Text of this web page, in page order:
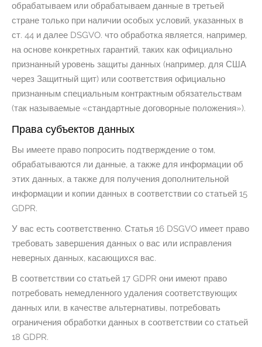
обрабатываем или обрабатываем данные в третьей
стране только при наличии особых условий, указанных в
ст. 44 и далее DSGVO. что обработка является, например,
на основе конкретных гарантий, таких как официально
признанный уровень защиты данных (например, для США
через Защитный щит) или соответствия официально
признанным специальным контрактным обязательствам
(так называемые «стандартные договорные положения»).
Права субъектов данных
Вы имеете право попросить подтверждение о том,
обрабатываются ли данные, а также для информации об
этих данных, а также для получения дополнительной
информации и копии данных в соответствии со статьей 15
GDPR.
У вас есть соответственно. Статья 16 DSGVO имеет право
требовать завершения данных о вас или исправления
неверных данных, касающихся вас.
В соответствии со статьей 17 GDPR они имеют право
потребовать немедленного удаления соответствующих
данных или, в качестве альтернативы, потребовать
ограничения обработки данных в соответствии со статьей
18 GDPR.